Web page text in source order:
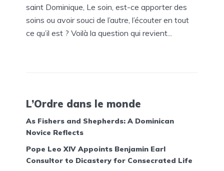
saint Dominique, Le soin, est-ce apporter des
soins ou avoir souci de l’autre, l’écouter en tout
ce qu’il est ? Voilà la question qui revient...
L’Ordre dans le monde
As Fishers and Shepherds: A Dominican
Novice Reflects
Pope Leo XIV Appoints Benjamin Earl
Consultor to Dicastery for Consecrated Life